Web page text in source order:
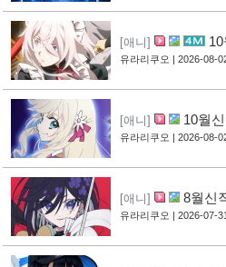
[애니]
로러 ] PV 영상
유라리쿠오 | 2026-08-
[애니]
10월
계를 다스린다 ] 2
유라리쿠오 | 2026-08-
[애니]
8월신
상 공개
[11]
유라리쿠오 | 2026-07-31